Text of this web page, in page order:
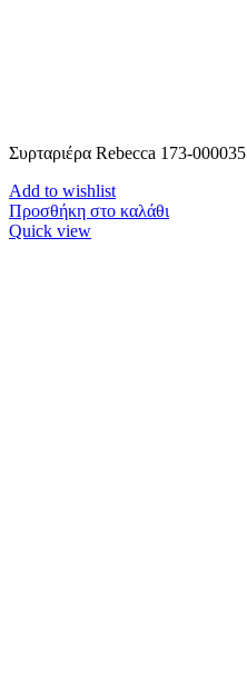
Συρταριέρα Rebecca 173-000035
Add to wishlist
Προσθήκη στο καλάθι
Quick view